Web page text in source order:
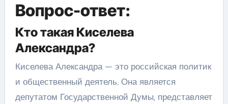
Вопрос-ответ:
Кто такая Киселева
Александра?
Киселева Александра — это российская политик
и общественный деятель. Она является
депутатом Государственной Думы, представляет